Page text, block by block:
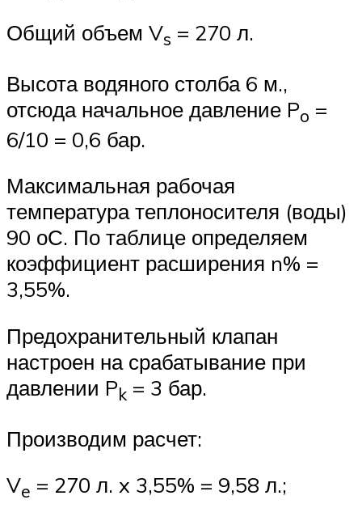
Общий объем Vs = 270 л.
Высота водяного столба 6 м.,
отсюда начальное давление Po =
6/10 = 0,6 бар.
Максимальная рабочая
температура теплоносителя (воды)
90 оС. По таблице определяем
коэффициент расширения n% =
3,55%.
Предохранительный клапан
настроен на срабатывание при
давлении Pk = 3 бар.
Производим расчет:
Ve = 270 л. x 3,55% = 9,58 л.;